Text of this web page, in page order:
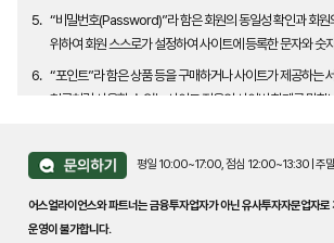
5. “비밀번호(Password)”라 함은 회원의 동일성 확인과 회원
위하여 회원 스스로가 설정하여 사이트에 등록한 문자와 숫
6. “포인트”라 함은 상품 등을 구매하거나 사이트가 제공하는
현금처럼 사용할 수 있는 사이트 전용의 사이버 화폐를 말합
금액 또는 비율만큼 할인을 받을 수 있는 쿠폰을 말합니다.
가. 웹사이트를 기반으로 접속하는 유무선 단말기(PC 및 휴
유무선 장치를 포함)를 포함하여 불특정다수를 대상으로 한
평일 10:00~17:00, 점심 12:00~13:30 주
어스얼라이언스와 파트너는 금융투자업자가 아닌 유사투자자문업자로
운영이 불가합니다.